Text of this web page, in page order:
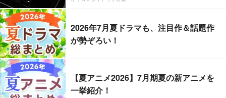
2026年7月夏ドラマも、注目作＆話題作
が勢ぞろい！
【夏アニメ2026】7月期夏の新アニメを
一挙紹介！